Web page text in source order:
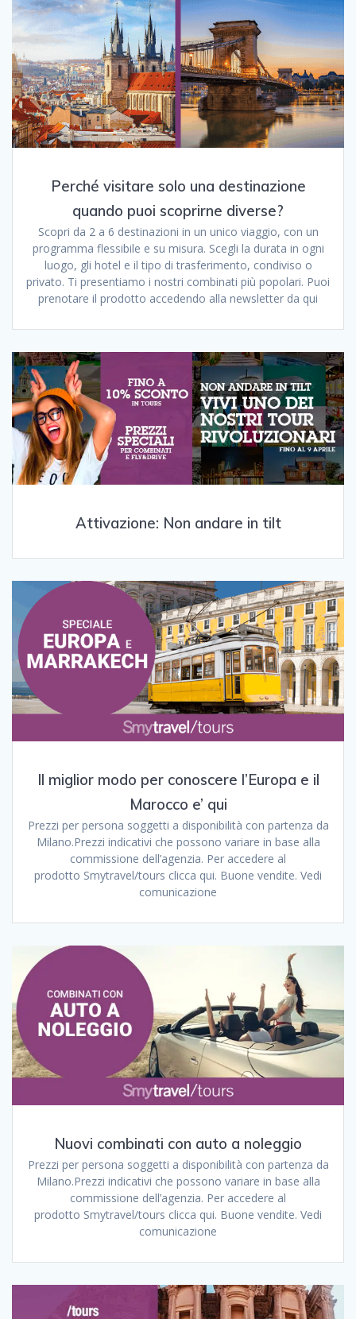
Perché visitare solo una destinazione
quando puoi scoprirne diverse?
Scopri da 2 a 6 destinazioni in un unico viaggio, con un
programma flessibile e su misura. Scegli la durata in ogni
luogo, gli hotel e il tipo di trasferimento, condiviso o
privato. Ti presentiamo i nostri combinati più popolari. Puoi
prenotare il prodotto accedendo alla newsletter da qui
Attivazione: Non andare in tilt
Il miglior modo per conoscere l’Europa e il
Marocco e’ qui
Prezzi per persona soggetti a disponibilità con partenza da
Milano.Prezzi indicativi che possono variare in base alla
commissione dell’agenzia. Per accedere al
prodotto Smytravel/tours clicca qui. Buone vendite. Vedi
comunicazione
Nuovi combinati con auto a noleggio
Prezzi per persona soggetti a disponibilità con partenza da
Milano.Prezzi indicativi che possono variare in base alla
commissione dell’agenzia. Per accedere al
prodotto Smytravel/tours clicca qui. Buone vendite. Vedi
comunicazione